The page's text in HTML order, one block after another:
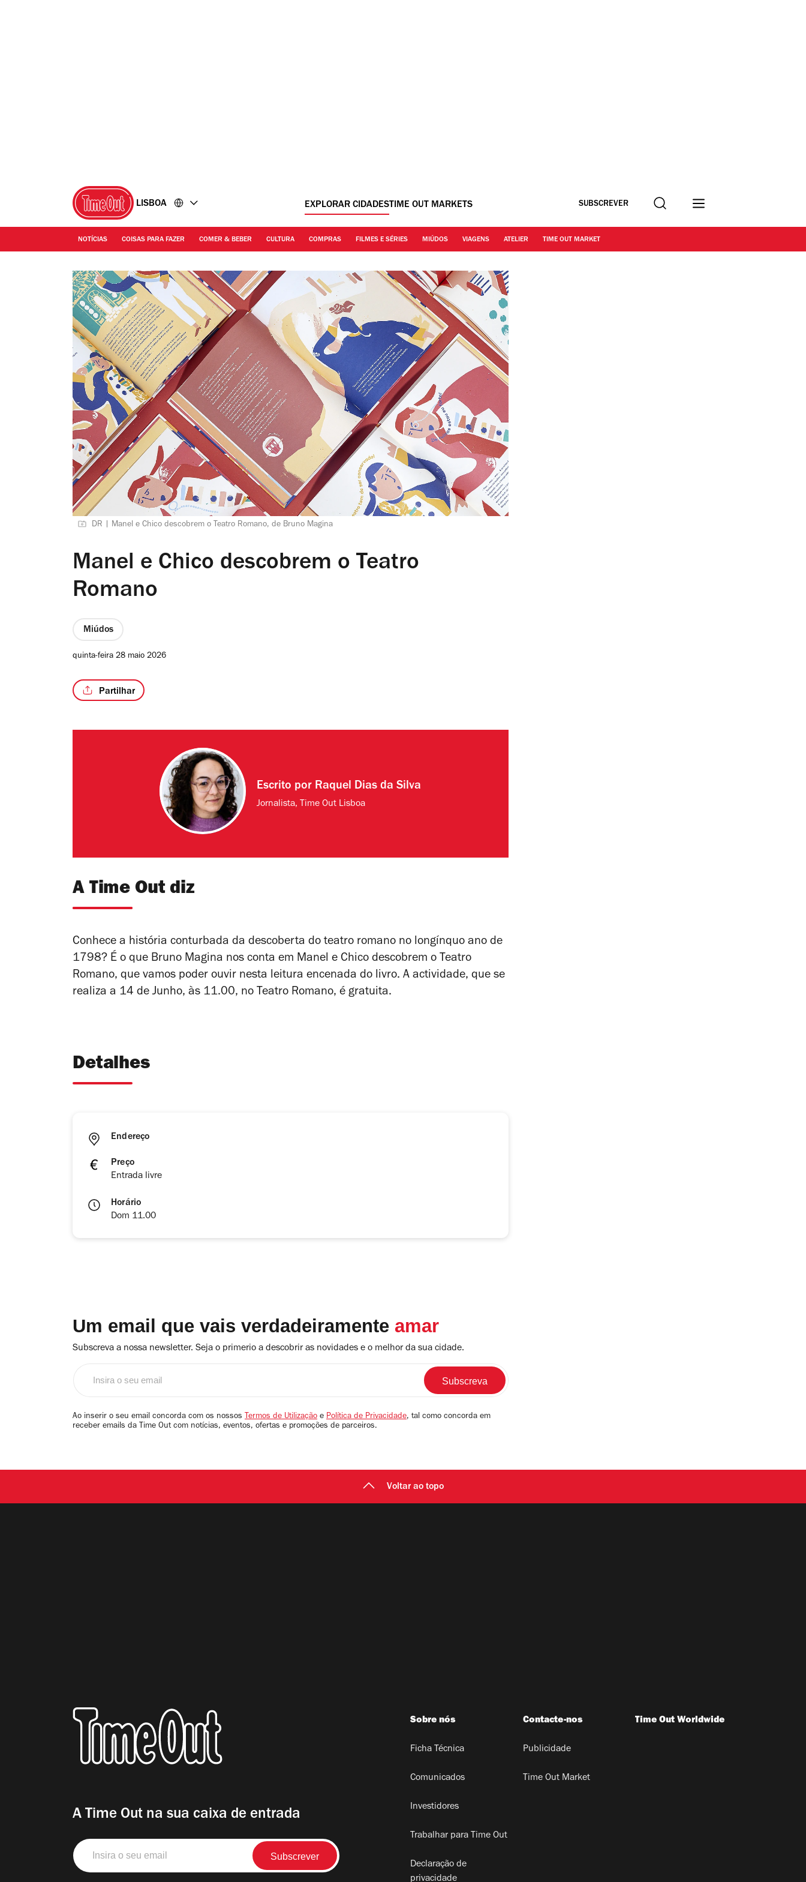
LISBOA EXPLORAR CIDADESTIME OUT MARKETS SUBSCREVER Procurar
NOTÍCIAS COISAS PARA FAZER COMER & BEBER CULTURA COMPRAS FILMES E SÉRIES MIÚDOS VIAGENS ATELIER TIME OUT MARKET
DR | Manel e Chico descobrem o Teatro Romano, de Bruno Magina
Manel e Chico descobrem o Teatro
Romano
Miúdos
quinta-feira 28 maio 2026
Partilhar
Escrito por Raquel Dias da Silva
Jornalista, Time Out Lisboa
A Time Out diz
Conhece a história conturbada da descoberta do teatro romano no longínquo ano de
1798? É o que Bruno Magina nos conta em Manel e Chico descobrem o Teatro
Romano, que vamos poder ouvir nesta leitura encenada do livro. A actividade, que se
realiza a 14 de Junho, às 11.00, no Teatro Romano, é gratuita.
Detalhes
Endereço
Preço
Entrada livre
Horário
Dom 11.00
Um email que vais verdadeiramente amar
Subscreva a nossa newsletter. Seja o primerio a descobrir as novidades e o melhor da sua cidade.
email
Ao inserir o seu email concorda com os nossos Termos de Utilização e Política de Privacidade, tal como concorda em
receber emails da Time Out com notícias, eventos, ofertas e promoções de parceiros.
Voltar ao topo
A Time Out na sua caixa de entrada
Insira
o
seu
Sobre nós
Ficha Técnica
Comunicados
Investidores
Trabalhar para Time Out
Declaração de
privacidade
Contacte-nos
Publicidade
Time Out Market
Time Out Worldwide